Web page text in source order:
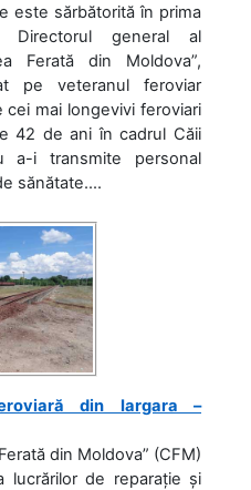
este sărbătorită în prima
general al
Ferată din Moldova”,
pe veteranul feroviar
mai longevivi feroviari
42 de ani în cadrul Căii
a-i transmite personal
sănătate....
din Iargara –
din Moldova” (CFM)
lucrărilor de reparație și